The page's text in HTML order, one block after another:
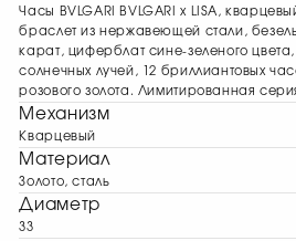
Часы BVLGARI BVLGARI x LISA,
браслет из нержавеющей стали, безель
карат, циферблат сине-зеленого
солнечных лучей, 12 бриллиантовых
розового золота. Лимитированная
Механизм
Кварцевый
Материал
Золото, сталь
Диаметр
33